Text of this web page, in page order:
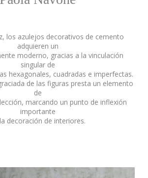
los azulejos decorativos de cemento
adquieren un
moderno, gracias a la vinculación
singular de
hexagonales, cuadradas e imperfectas.
de las figuras presta un elemento
de
marcando un punto de inflexión
importante
decoración de interiores.